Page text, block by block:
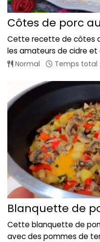
Côtes de porc
Cette recette de côtes
les amateurs de cidre et
Normal Temps total
Blanquette de
Cette blanquette de
avec des pommes de